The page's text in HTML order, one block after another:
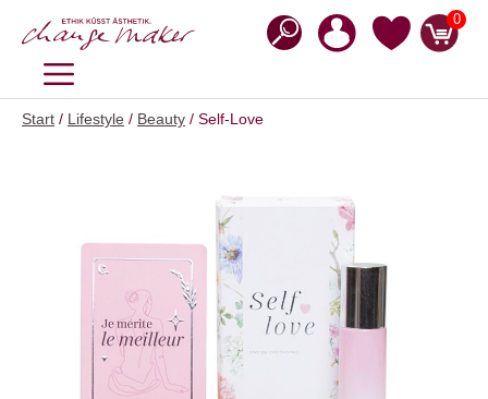
Inhalt
0
MENÜ
Start / Lifestyle / Beauty / Self-Love